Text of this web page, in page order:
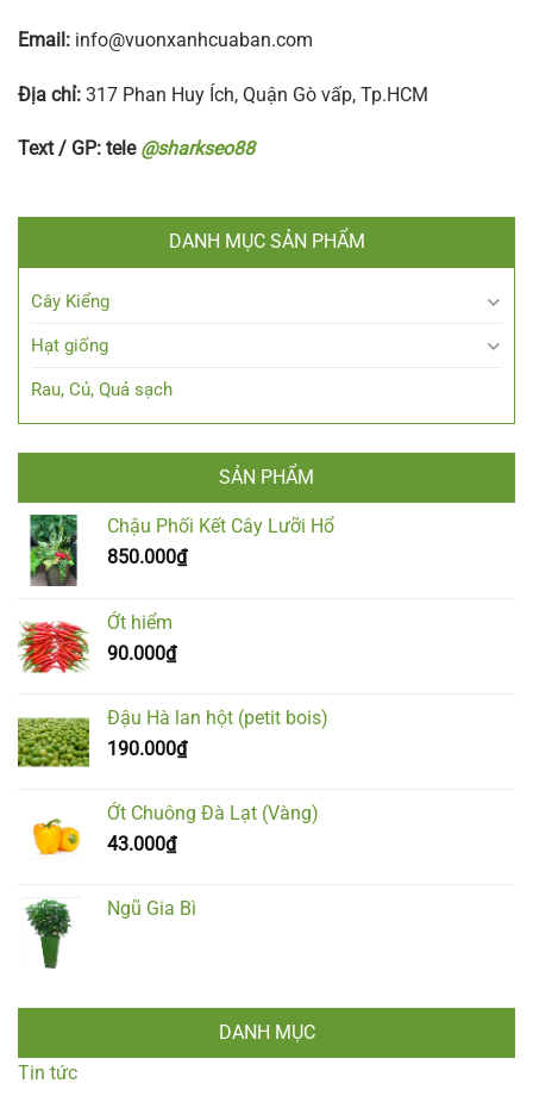
Email: info@vuonxanhcuaban.com
Địa chỉ: 317 Phan Huy Ích, Quận Gò vấp, Tp.HCM
Text / GP: tele @sharkseo88
DANH MỤC SẢN PHẨM
Cây Kiểng
Hạt giống
Rau, Củ, Quả sạch
SẢN PHẨM
Chậu Phối Kết Cây Lưỡi Hổ
850.000₫
Ớt hiểm
90.000₫
Đậu Hà lan hột (petit bois)
190.000₫
Ớt Chuông Đà Lạt (Vàng)
43.000₫
Ngũ Gia Bì
DANH MỤC
Tin tức